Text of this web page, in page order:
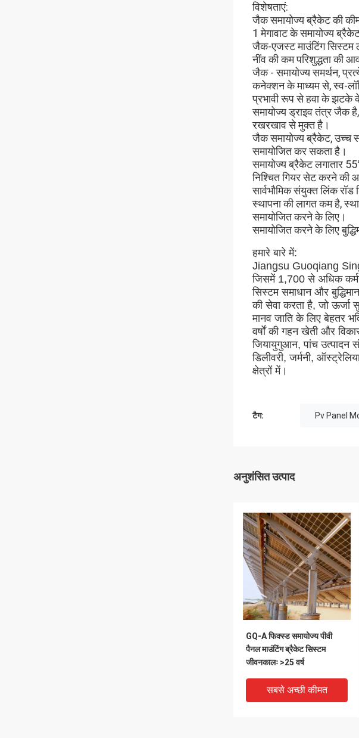
विशेषताएं:
जैक समायोज्य ब्रैकेट की
1 मेगावाट के समायोज्य
जैक-एजस्ट माउंटिंग सिस्टम
नींव की कम परिशुद्धता की
जैक - समायोज्य समर्थन,
कनेक्शन के माध्यम से, स्व-
प्रभावी रूप से हवा के झटके
समायोज्य ड्राइव तंत्र जैक
रखरखाव से मुक्त है।
जैक समायोज्य ब्रैकेट, उच्च
समायोजित कर सकता है।
समायोज्य ब्रैकेट लगातार
निश्चित गियर सेट करने की
सार्वभौमिक संयुक्त लिंक
स्थापना की लागत कम है,
समायोजित करने के लिए।
समायोजित करने के लिए
हमारे बारे में:
Jiangsu Guoqiang
जिसमें 1,700 से अधिक
सिस्टम समाधान और
की सेवा करता है, जो ऊर्जा
मानव जाति के लिए बेहतर
वर्षों की गहन खेती और
जियायुगुआन, पांच उत्पादन
डिलीवरी, जर्मनी,
क्षेत्रों में।
टैग: Pv Panel
अनुशंसित उत्पाद
GQ-A फिक्स्ड समायोज्य पीवी
पैनल माउंटिंग ब्रैकेट सिस्टम
जीवनकालः >25 वर्ष
सबसे अच्छी कीमत